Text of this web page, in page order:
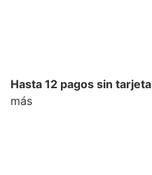
Hasta 12 pagos sin tarjeta
más